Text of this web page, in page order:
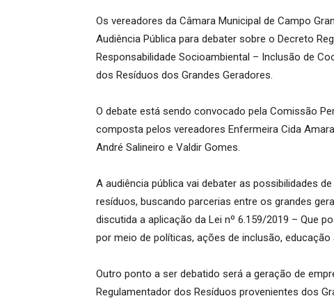
Os vereadores da Câmara Municipal de Campo
Audiência Pública para debater sobre o Decreto
Responsabilidade Socioambiental – Inclusão de
dos Resíduos dos Grandes Geradores.
O debate está sendo convocado pela Comissão
composta pelos vereadores Enfermeira Cida
André Salineiro e Valdir Gomes.
A audiência pública vai debater as possibilidades
resíduos, buscando parcerias entre os grandes
discutida a aplicação da Lei nº 6.159/2019 – Que
por meio de políticas, ações de inclusão,
Outro ponto a ser debatido será a geração de
Regulamentador dos Resíduos provenientes dos